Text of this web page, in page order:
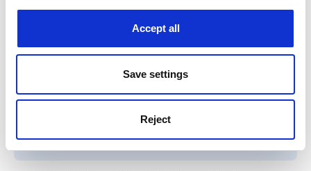
Accept all
Save settings
Reject
před instalací ověřovány a běžně testovány
v reálných podmínkách, aby byla zajištěná
vysoká spolehlivost. Díky tomu lze rychle
nasazovat opravy a vylepšení napříč celým
Lze optimalizovat datový provoz a
snížit tak náklady?